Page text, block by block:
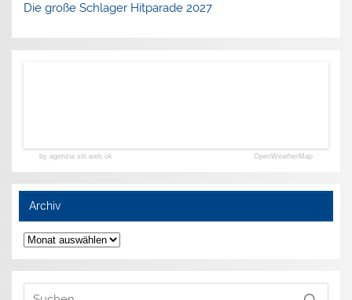
Die große Schlager Hitparade 2027
by agenzia siti web ok OpenWeatherMap
Archiv
Archiv